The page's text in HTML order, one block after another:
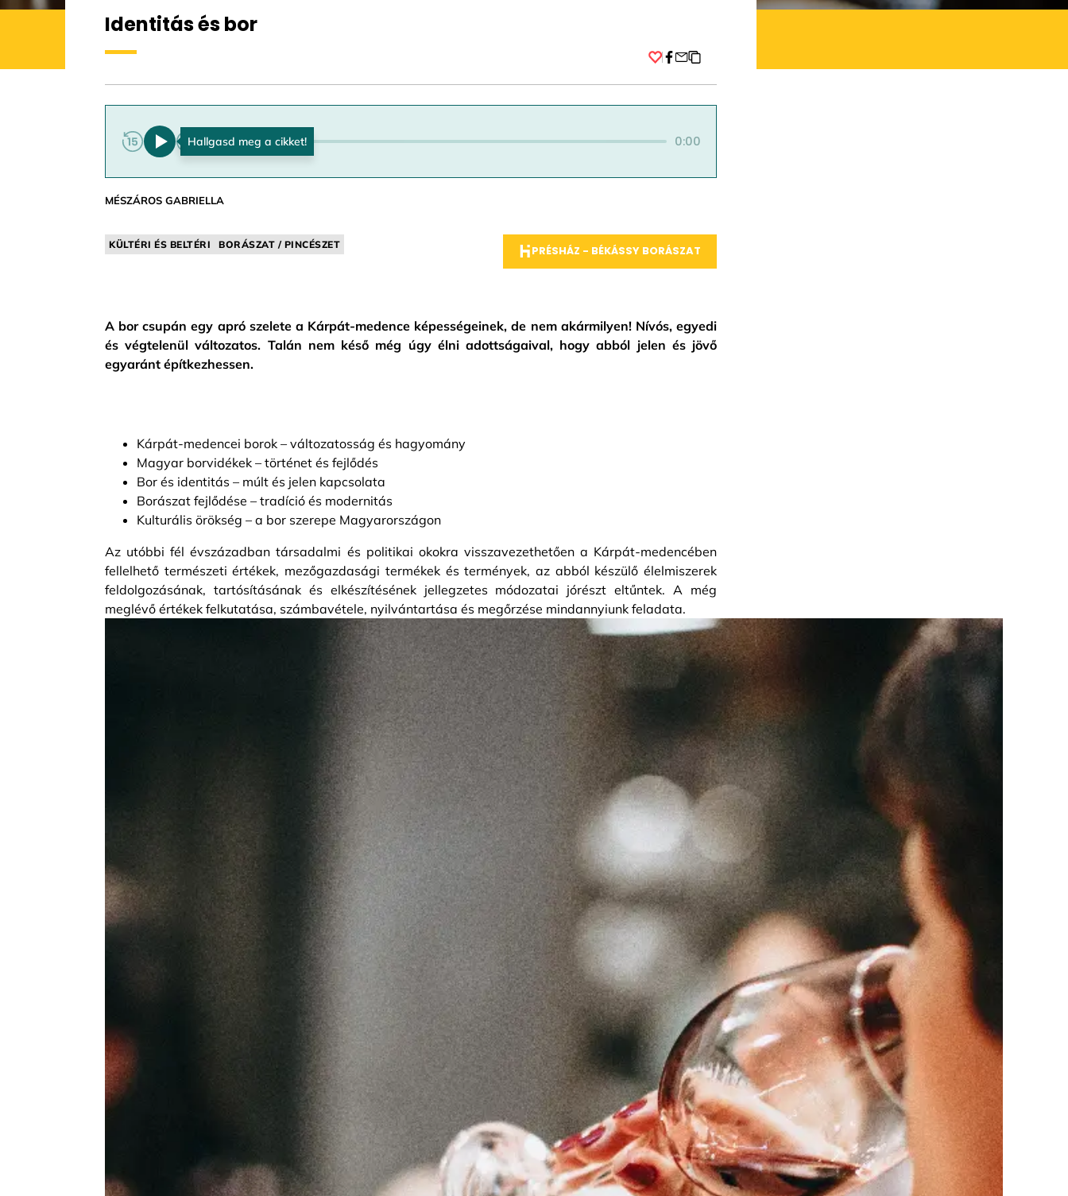
Identitás és bor
0:00 0:00
MÉSZÁROS GABRIELLA
KÜLTÉRI ÉS BELTÉRI BORÁSZAT / PINCÉSZET PRÉSHÁZ - BÉKÁSSY BORÁSZAT
A bor csupán egy apró szelete a Kárpát-medence képességeinek, de nem akármilyen! Nívós, egyedi
és végtelenül változatos. Talán nem késő még úgy élni adottságaival, hogy abból jelen és jövő
egyaránt építkezhessen.
Kárpát-medencei borok – változatosság és hagyomány
Magyar borvidékek – történet és fejlődés
Bor és identitás – múlt és jelen kapcsolata
Borászat fejlődése – tradíció és modernitás
Kulturális örökség – a bor szerepe Magyarországon
Az utóbbi fél évszázadban társadalmi és politikai okokra visszavezethetően a Kárpát-medencében
fellelhető természeti értékek, mezőgazdasági termékek és termények, az abból készülő élelmiszerek
feldolgozásának, tartósításának és elkészítésének jellegzetes módozatai jórészt eltűntek. A még
meglévő értékek felkutatása, számbavétele, nyilvántartása és megőrzése mindannyiunk feladata.